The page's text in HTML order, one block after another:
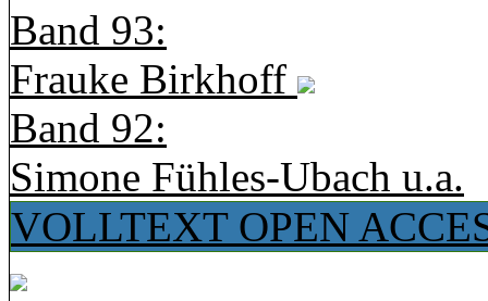
Band 93:
Frauke Birkhoff
Band 92:
Simone Fühles-Ubach u.a.
VOLLTEXT OPEN